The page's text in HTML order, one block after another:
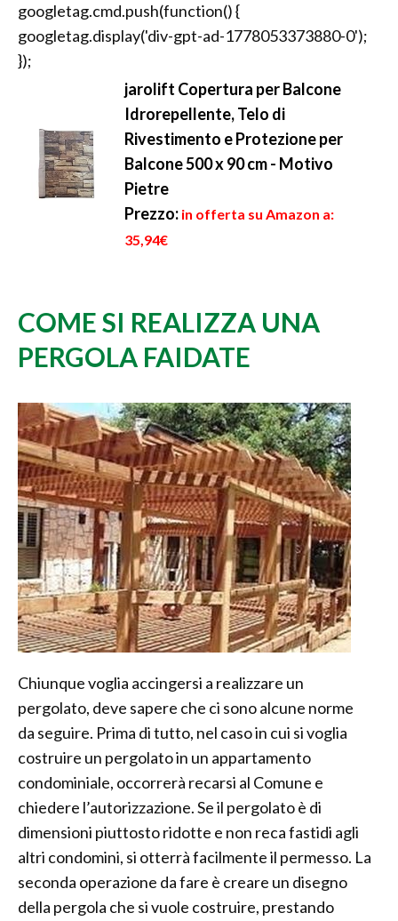
googletag.cmd.push(function() {
googletag.display('div-gpt-ad-1778053373880-0');
});
jarolift Copertura per Balcone
Idrorepellente, Telo di
Rivestimento e Protezione per
Balcone 500 x 90 cm - Motivo
Pietre
Prezzo: in offerta su Amazon a:
35,94€
COME SI REALIZZA UNA
PERGOLA FAIDATE
Chiunque voglia accingersi a realizzare un
pergolato, deve sapere che ci sono alcune norme
da seguire. Prima di tutto, nel caso in cui si voglia
costruire un pergolato in un appartamento
condominiale, occorrerà recarsi al Comune e
chiedere l’autorizzazione. Se il pergolato è di
dimensioni piuttosto ridotte e non reca fastidi agli
altri condomini, si otterrà facilmente il permesso. La
seconda operazione da fare è creare un disegno
della pergola che si vuole costruire, prestando